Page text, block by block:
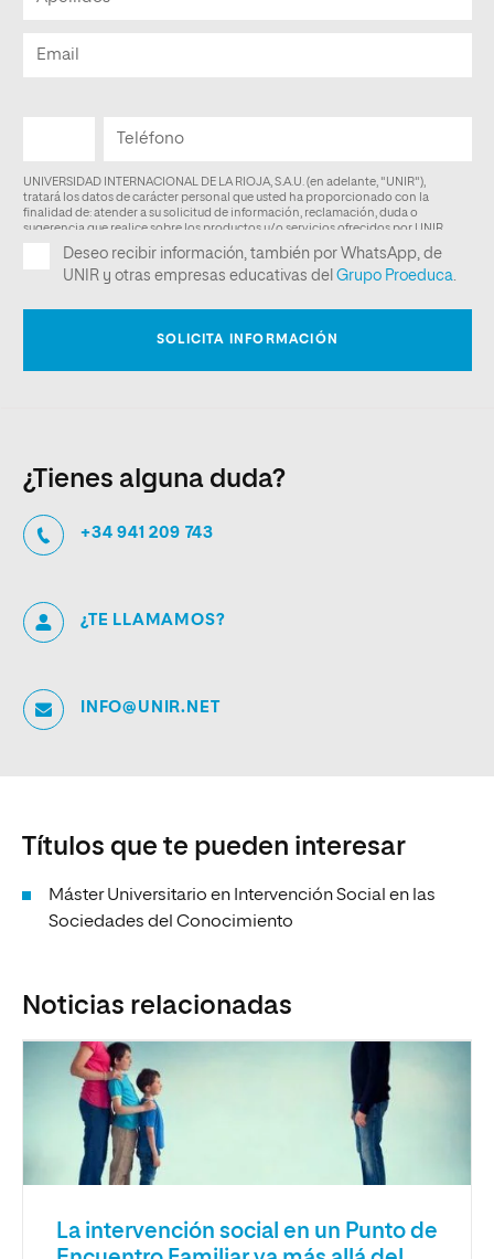
¿Tienes alguna duda?
+34 941 209 743
¿TE LLAMAMOS?
INFO@UNIR.NET
Títulos que te pueden interesar
Máster Universitario en Intervención Social en las
Sociedades del Conocimiento
Noticias relacionadas
La intervención social en un Punto de